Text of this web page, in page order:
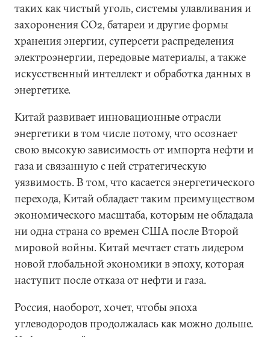
таких как чистый уголь, системы улавливания и
захоронения СО2, батареи и другие формы
хранения энергии, суперсети распределения
электроэнергии, передовые материалы, а также
искусственный интеллект и обработка данных в
энергетике.
Китай развивает инновационные отрасли
энергетики в том числе потому, что осознает
свою высокую зависимость от импорта нефти и
газа и связанную с ней стратегическую
уязвимость. В том, что касается энергетического
перехода, Китай обладает таким преимуществом
экономического масштаба, которым не обладала
ни одна страна со времен США после Второй
мировой войны. Китай мечтает стать лидером
новой глобальной экономики в эпоху, которая
наступит после отказа от нефти и газа.
Россия, наоборот, хочет, чтобы эпоха
углеводородов продолжалась как можно дольше.